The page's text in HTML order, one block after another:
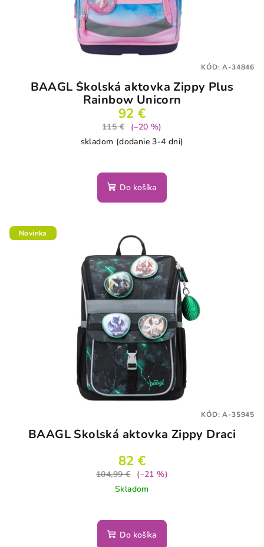
BAAGL Školská aktovka Zippy Plus
Rainbow Unicorn
92 €
115 €
(–20 %)
skladom (dodanie 3-4 dni)
Do košíka
KÓD:A-34846
Novinka
BAAGL Školská aktovka Zippy Draci
82 €
104,99 €
(–21 %)
Skladom
Do košíka
KÓD:A-35945